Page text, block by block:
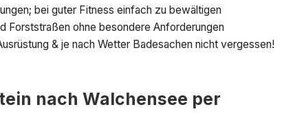
bei guter Fitness einfach zu bewältigen
Forststraßen ohne besondere Anforderungen
& je nach Wetter Badesachen nicht vergessen!
nach Walchensee per